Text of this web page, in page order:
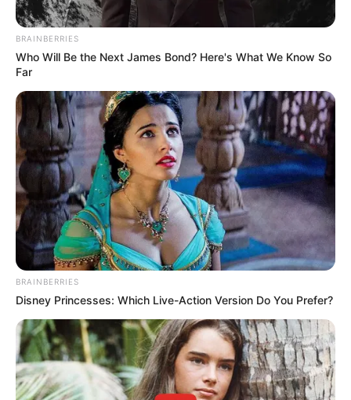
ΣΠΑΜΕ ΤΟ ΜΑΤΡΙΞ – ΤΟ ΒΙΒΛΙΟ
BRAINBERRIES
Who Will Be the Next James Bond? Here's What We Know So
Far
BRAINBERRIES
Disney Princesses: Which Live-Action Version Do You Prefer?